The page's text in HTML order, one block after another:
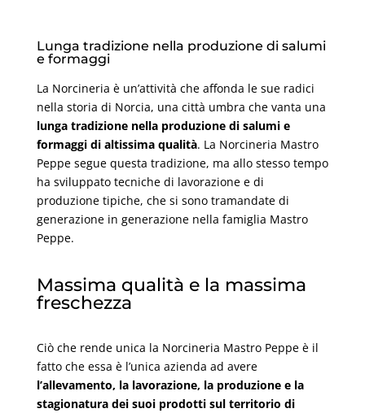
Lunga tradizione nella produzione di salumi
e formaggi
La Norcineria è un’attività che affonda le sue radici
nella storia di Norcia, una città umbra che vanta una
lunga tradizione nella produzione di salumi e
formaggi di altissima qualità. La Norcineria Mastro
Peppe segue questa tradizione, ma allo stesso tempo
ha sviluppato tecniche di lavorazione e di
produzione tipiche, che si sono tramandate di
generazione in generazione nella famiglia Mastro
Peppe.
Massima qualità e la massima
freschezza
Ciò che rende unica la Norcineria Mastro Peppe è il
fatto che essa è l’unica azienda ad avere
l’allevamento, la lavorazione, la produzione e la
stagionatura dei suoi prodotti sul territorio di